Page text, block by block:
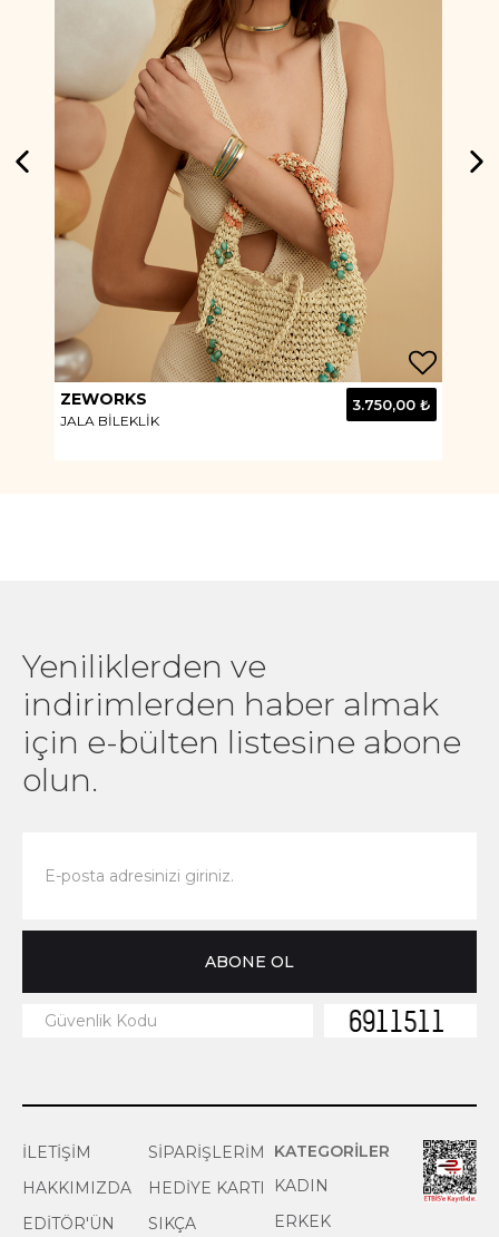
ZEWORKS
JALA BİLEKLİK
3.750,00 ₺
SEPETE EKLE
Yeniliklerden ve
indirimlerden haber almak
için e-bülten listesine abone
olun.
İLETİŞİM
HAKKIMIZDA
EDİTÖR'ÜN
SİPARİŞLERİM
HEDİYE KARTI
SIKÇA
KATEGORİLER
KADIN
ERKEK